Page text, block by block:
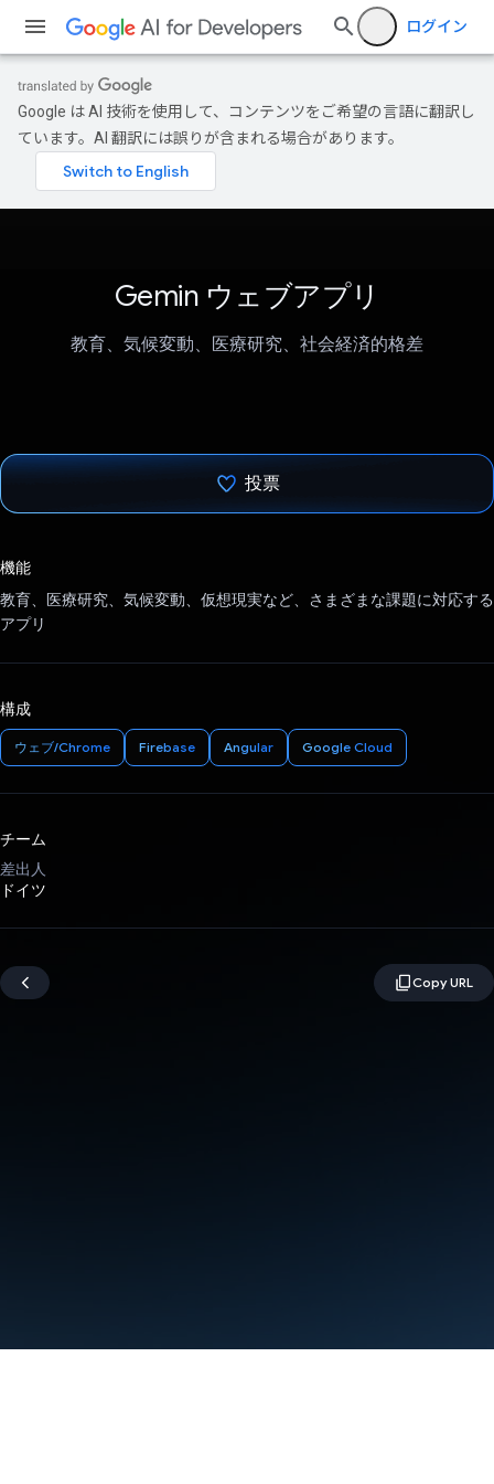
ログイン
Google は AI 技術を使用して、コンテンツをご希望の言語に翻訳し
ています。AI 翻訳には誤りが含まれる場合があります。
Gemin ウェブアプリ
教育、気候変動、医療研究、社会経済的格差
投票
機能
教育、医療研究、気候変動、仮想現実など、さまざまな課題に対応する
アプリ
構成
ウェブ/Chrome Firebase Angular Google Cloud
チーム
差出人
ドイツ